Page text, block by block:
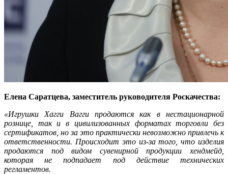
Елена Саратцева, заместитель руководителя Роскачества:
«Игрушки Хагги Вагги продаются как в нестационарной
рознице, так и в цивилизованных форматах торговли без
сертификатов, но за это практически невозможно привлечь к
ответственности. Происходит это из-за того, что изделия
продаются под видом сувенирной продукции хендмейд,
которая не подпадает под действие технических
регламентов.